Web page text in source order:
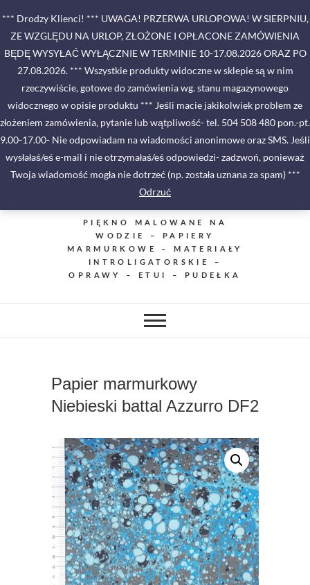
*** Drodzy Klienci! *** UWAGA! PRZERWA URLOPOWA! W SIERPNIU,
ZE WZGLĘDU NA URLOP, ZŁOŻONE I OPŁACONE ZAMÓWIENIA
BĘDĘ WYSYŁAĆ WYŁĄCZNIE W TERMINIE 10-17.08.2026 ORAZ PO
27.08.2026. *** Wszystkie produkty widoczne w sklepie są w nim
rzeczywiście, gotowe do zamówienia wg. stanu magazynowego
widocznego w opisie produktu *** Jeśli macie jakikolwiek problem ze
złożeniem zamówienia, pytanie lub wątpliwość- tel. 504 508 480 pon.-pt.
9.00-17.00- Nie odpowiadam na wiadomości anonimowe oraz SMS. Jeśli
wysłałaś/eś e-mail i nie otrzymałaś/eś odpowiedzi- zadzwoń, ponieważ
Twoja wiadomość mogła nie dotrzeć (np. została uznana za spam) ***
Odrzuć
content
PIĘKNO MALOWANE NA
WODZIE – PAPIERY
MARMURKOWE – MATERIAŁY
INTROLIGATORSKIE –
OPRAWY – ETUI – PUDEŁKA
Papier marmurkowy
Niebieski battal Azzurro DF2